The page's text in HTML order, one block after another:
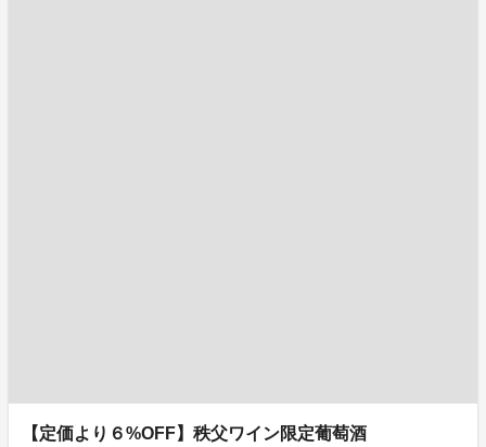
【定価より６%OFF】秩父ワイン限定葡萄酒